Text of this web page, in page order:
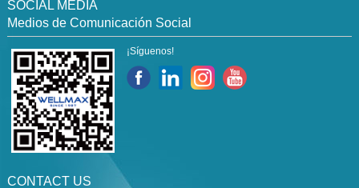
SOCIAL MEDIA
Medios de Comunicación Social
¡Síguenos!
CONTACT US